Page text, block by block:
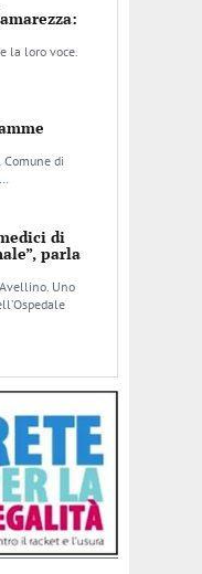
la loro voce.
di
di
parla
Uno